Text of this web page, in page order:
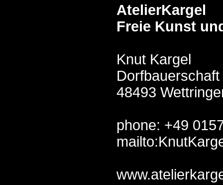
AtelierKargel
Freie Kunst
Knut Kargel
Dorfbauerschaft
48493
phone: +49